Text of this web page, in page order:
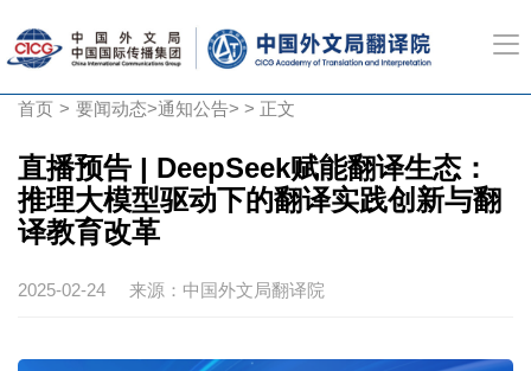
首页 > 要闻动态>通知公告> > 正文
直播预告 | DeepSeek赋能翻译生态：
推理大模型驱动下的翻译实践创新与翻
译教育改革
2025-02-24 来源：中国外文局翻译院